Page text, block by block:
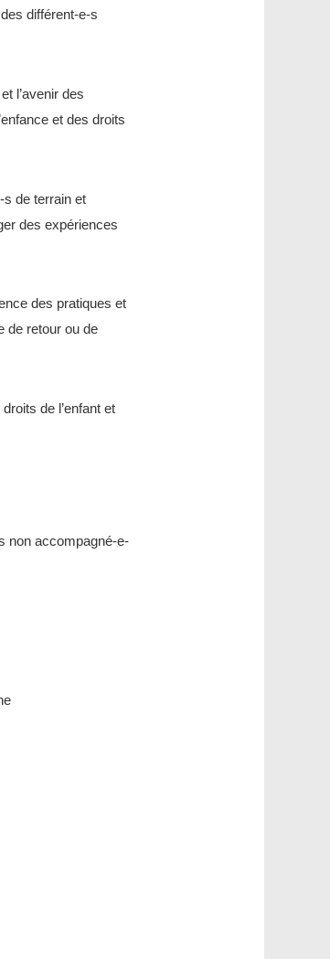
différent-e-s
l’avenir des
et des droits
s de terrain et
des expériences
des pratiques et
de retour ou de
de l’enfant et
non accompagné-e-